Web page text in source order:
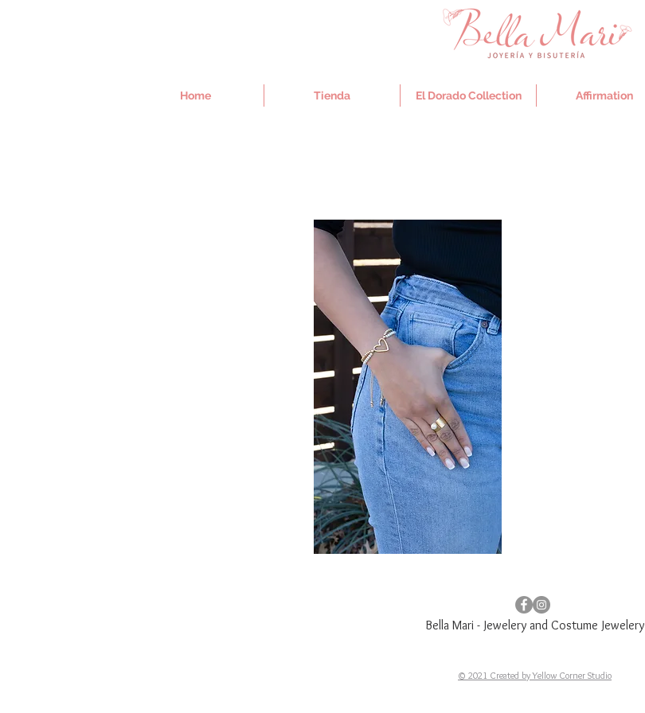
Home Tienda El Dorado Collection Affirmation
Bella Mari - Jewelery and Costume Jewelery
© 2021 Created by Yellow Corner Studio